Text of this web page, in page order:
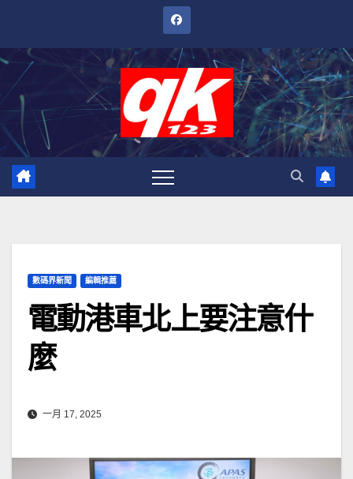
內
數碼界新聞 編輯推薦
電動港車北上要注意什
麼
一月 17, 2025